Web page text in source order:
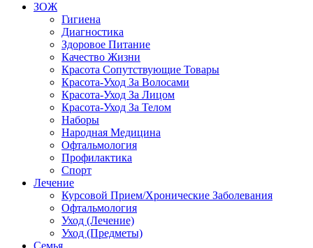
ЗОЖ
Гигиена
Диагностика
Здоровое Питание
Качество Жизни
Красота Сопутствующие Товары
Красота-Уход За Волосами
Красота-Уход За Лицом
Красота-Уход За Телом
Наборы
Народная Медицина
Офтальмология
Профилактика
Спорт
Лечение
Курсовой Прием/Хронические Заболевания
Офтальмология
Уход (Лечение)
Уход (Предметы)
Семья